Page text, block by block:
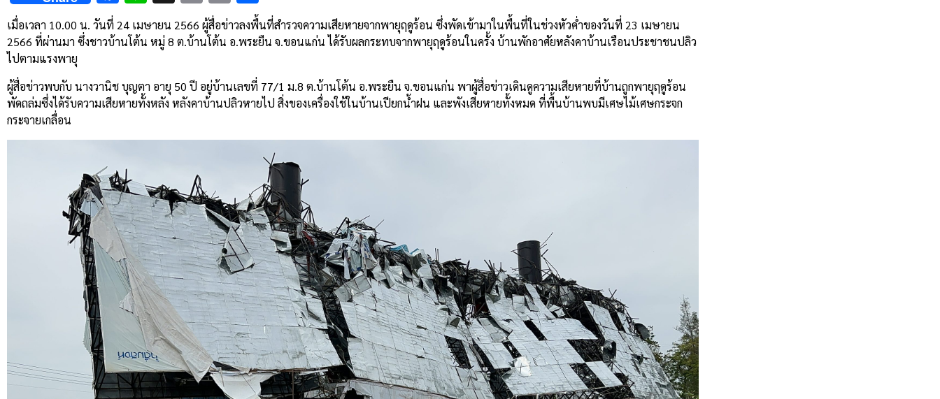
Link
เมื่อเวลา 10.00 น. วันที่ 24 เมษายน 2566 ผู้สื่อข่าวลงพื้นที่สำรวจความเสียหายจากพายุฤดูร้อน ซึ่งพัดเข้ามาในพื้นที่ในช่วงหัวค่ำของวันที่ 23 เมษายน
2566 ที่ผ่านมา ซึ่งชาวบ้านโต้น หมู่ 8 ต.บ้านโต้น อ.พระยืน จ.ขอนแก่น ได้รับผลกระทบจากพายุฤดูร้อนในครั้ง บ้านพักอาศัยหลังคาบ้านเรือนประชาชนปลิว
ไปตามแรงพายุ
ผู้สื่อข่าวพบกับ นางวานิช บุญตา อายุ 50 ปี อยู่บ้านเลขที่ 77/1 ม.8 ต.บ้านโต้น อ.พระยืน จ.ขอนแก่น พาผู้สื่อข่าวเดินดูความเสียหายที่บ้านถูกพายุฤดูร้อน
พัดถล่มซึ่งได้รับความเสียหายทั้งหลัง หลังคาบ้านปลิวหายไป สิ่งของเครื่องใช้ในบ้านเปียกน้ำฝน และพังเสียหายทั้งหมด ที่พื้นบ้านพบมีเศษไม้เศษกระจก
กระจายเกลื่อน